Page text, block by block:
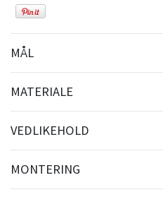
MÅL
MATERIALE
VEDLIKEHOLD
MONTERING